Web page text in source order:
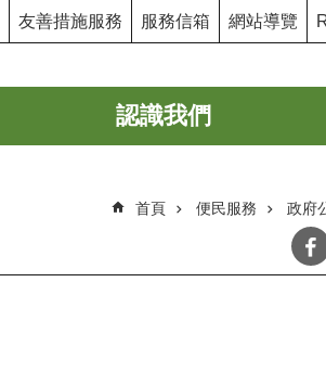
友善措施服務 服務信箱 網站導覽
認識我們
首頁 便民服務 政府